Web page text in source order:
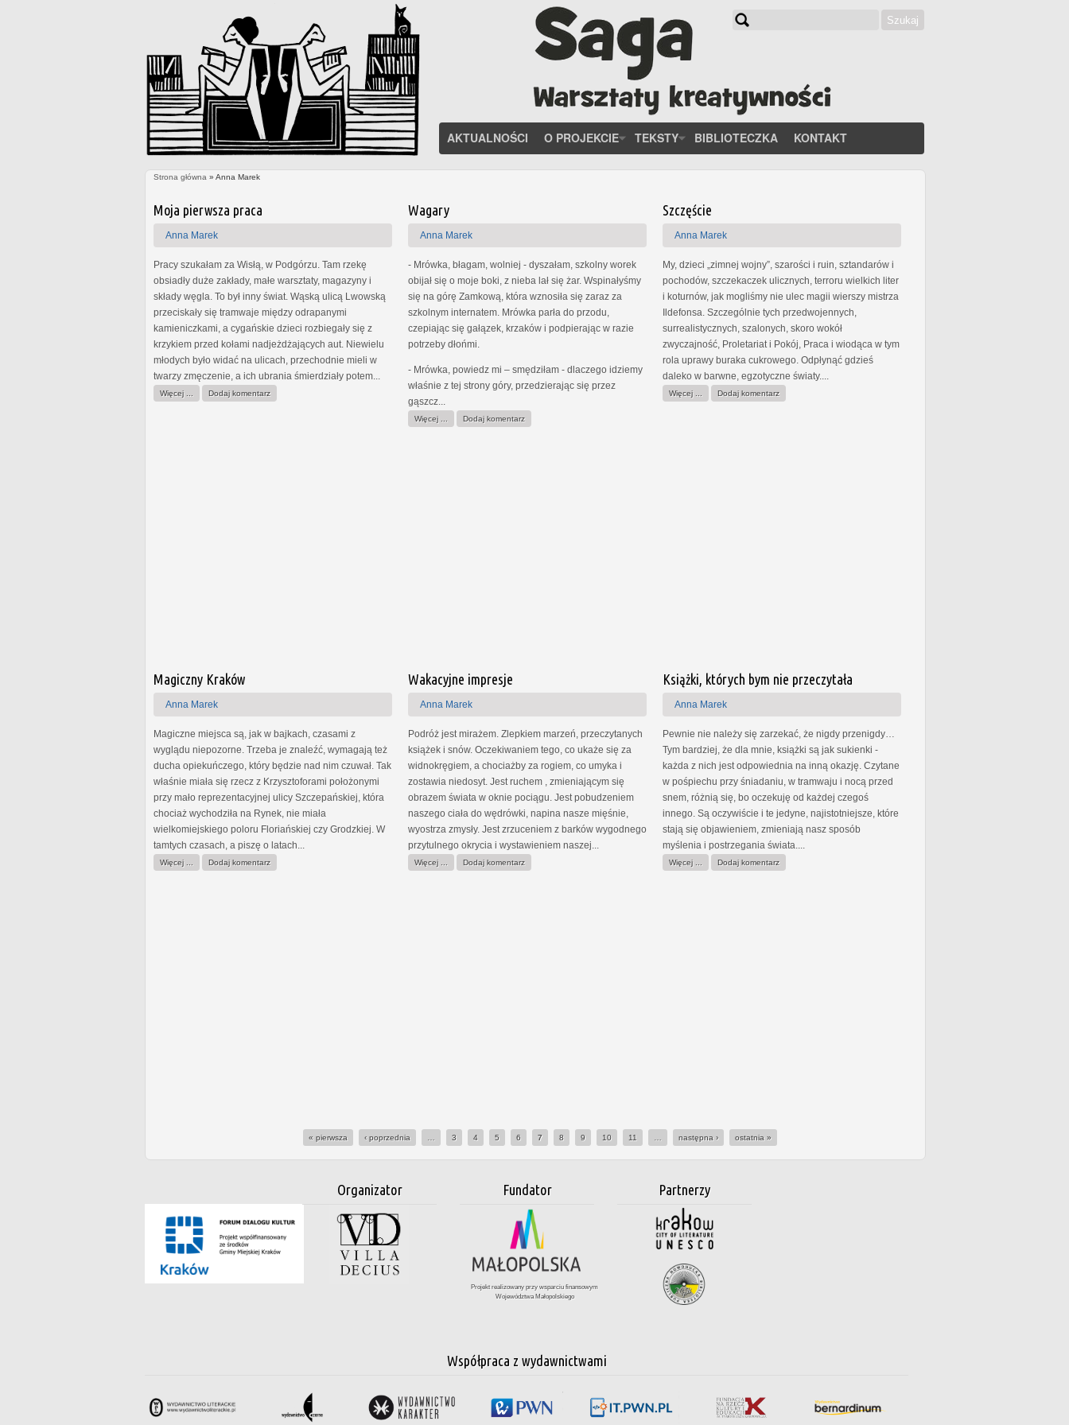
Szukaj
AKTUALNOŚCI O PROJEKCIE TEKSTY BIBLIOTECZKA KONTAKT
Strona główna » Anna Marek
Moja pierwsza praca
Anna Marek
Pracy szukałam za Wisłą, w Podgórzu. Tam rzekę
obsiadły duże zakłady, małe warsztaty, magazyny i
składy węgla. To był inny świat. Wąską ulicą Lwowską
przeciskały się tramwaje między odrapanymi
kamieniczkami, a cygańskie dzieci rozbiegały się z
krzykiem przed kołami nadjeżdżających aut. Niewielu
młodych było widać na ulicach, przechodnie mieli w
twarzy zmęczenie, a ich ubrania śmierdziały potem...
Więcej ... Dodaj komentarz
Wagary
Anna Marek
- Mrówka, błagam, wolniej - dyszałam, szkolny worek
obijał się o moje boki, z nieba lał się żar. Wspinałyśmy
się na górę Zamkową, która wznosiła się zaraz za
szkolnym internatem. Mrówka parła do przodu,
czepiając się gałązek, krzaków i podpierając w razie
potrzeby dłońmi.
- Mrówka, powiedz mi – smędziłam - dlaczego idziemy
właśnie z tej strony góry, przedzierając się przez
gąszcz...
Więcej ... Dodaj komentarz
Szczęście
Anna Marek
My, dzieci „zimnej wojny”, szarości i ruin, sztandarów i
pochodów, szczekaczek ulicznych, terroru wielkich liter
i koturnów, jak mogliśmy nie ulec magii wierszy mistrza
Ildefonsa. Szczególnie tych przedwojennych,
surrealistycznych, szalonych, skoro wokół
zwyczajność, Proletariat i Pokój, Praca i wiodąca w tym
rola uprawy buraka cukrowego. Odpłynąć gdzieś
daleko w barwne, egzotyczne światy....
Więcej ... Dodaj komentarz
Magiczny Kraków
Anna Marek
Magiczne miejsca są, jak w bajkach, czasami z
wyglądu niepozorne. Trzeba je znaleźć, wymagają też
ducha opiekuńczego, który będzie nad nim czuwał. Tak
właśnie miała się rzecz z Krzysztoforami położonymi
przy mało reprezentacyjnej ulicy Szczepańskiej, która
chociaż wychodziła na Rynek, nie miała
wielkomiejskiego poloru Floriańskiej czy Grodzkiej. W
tamtych czasach, a piszę o latach...
Więcej ... Dodaj komentarz
Wakacyjne impresje
Anna Marek
Podróż jest mirażem. Zlepkiem marzeń, przeczytanych
książek i snów. Oczekiwaniem tego, co ukaże się za
widnokręgiem, a chociażby za rogiem, co umyka i
zostawia niedosyt. Jest ruchem , zmieniającym się
obrazem świata w oknie pociągu. Jest pobudzeniem
naszego ciała do wędrówki, napina nasze mięśnie,
wyostrza zmysły. Jest zrzuceniem z barków wygodnego
przytulnego okrycia i wystawieniem naszej...
Więcej ... Dodaj komentarz
Książki, których bym nie przeczytała
Anna Marek
Pewnie nie należy się zarzekać, że nigdy przenigdy…
Tym bardziej, że dla mnie, książki są jak sukienki -
każda z nich jest odpowiednia na inną okazję. Czytane
w pośpiechu przy śniadaniu, w tramwaju i nocą przed
snem, różnią się, bo oczekuję od każdej czegoś
innego. Są oczywiście i te jedyne, najistotniejsze, które
stają się objawieniem, zmieniają nasz sposób
myślenia i postrzegania świata....
Więcej ... Dodaj komentarz
Strony
« pierwsza ‹ poprzednia 3 4 5 6 7 8 9 10 11 następna › ostatnia »
Organizator Fundator
Projekt realizowany przy wsparciu finansowym
Województwa Małopolskiego
Partnerzy
Współpraca z wydawnictwami